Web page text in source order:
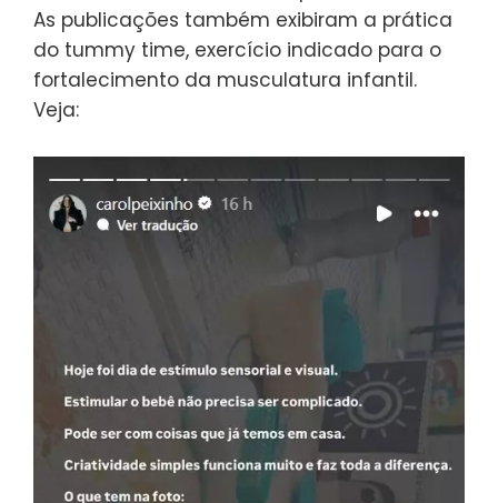
As publicações também exibiram a prática
do tummy time, exercício indicado para o
fortalecimento da musculatura infantil.
Veja: